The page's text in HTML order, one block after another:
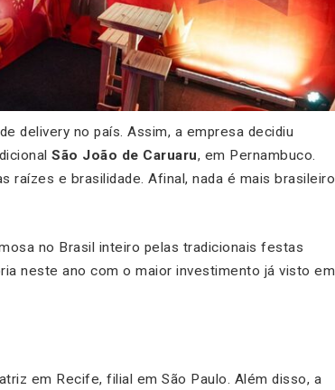
delivery no país. Assim, a empresa decidiu
São João de Caruaru, em Pernambuco.
raízes e brasilidade. Afinal, nada é mais brasileiro
no Brasil inteiro pelas tradicionais festas
neste ano com o maior investimento já visto em
em Recife, filial em São Paulo. Além disso, a